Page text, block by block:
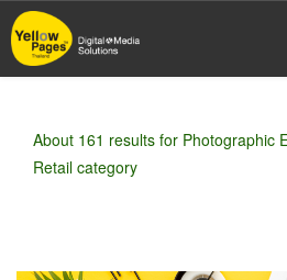
Skip
to
main
About 161 results for Photographic
Retail category